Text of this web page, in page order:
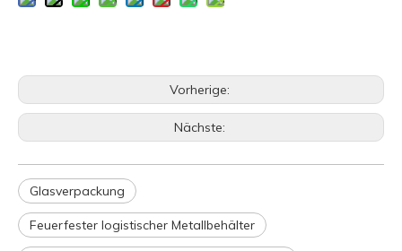
Vorherige:
Nächste:
Glasverpackung
Feuerfester logistischer Metallbehälter